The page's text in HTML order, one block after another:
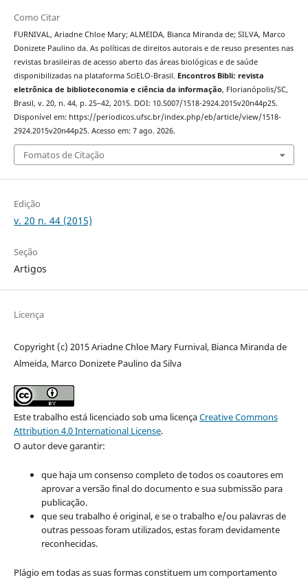
Como Citar
FURNIVAL, Ariadne Chloe Mary; ALMEIDA, Bianca Miranda de; SILVA, Marco
Donizete Paulino da. As políticas de direitos autorais e de reuso presentes nas
revistas brasileiras de acesso aberto das áreas biológicas e de saúde
disponibilizadas na plataforma SciELO-Brasil. Encontros Bibli: revista
eletrônica de biblioteconomia e ciência da informação, Florianópolis/SC,
Brasil, v. 20, n. 44, p. 25–42, 2015. DOI: 10.5007/1518-2924.2015v20n44p25.
Disponível em: https://periodicos.ufsc.br/index.php/eb/article/view/1518-
2924.2015v20n44p25. Acesso em: 7 ago. 2026.
Fomatos de Citação
Edição
v. 20 n. 44 (2015)
Seção
Artigos
Licença
Copyright (c) 2015 Ariadne Chloe Mary Furnival, Bianca Miranda de
Almeida, Marco Donizete Paulino da Silva
Este trabalho está licenciado sob uma licençaCreative Commons
Attribution 4.0 International License.
O autor deve garantir:
que haja um consenso completo de todos os coautores em
aprovar a versão final do documento e sua submissão para
publicação.
que seu trabalho é original, e se o trabalho e/ou palavras de
outras pessoas foram utilizados, estas foram devidamente
reconhecidas.
Plágio em todas as suas formas constituem um comportamento